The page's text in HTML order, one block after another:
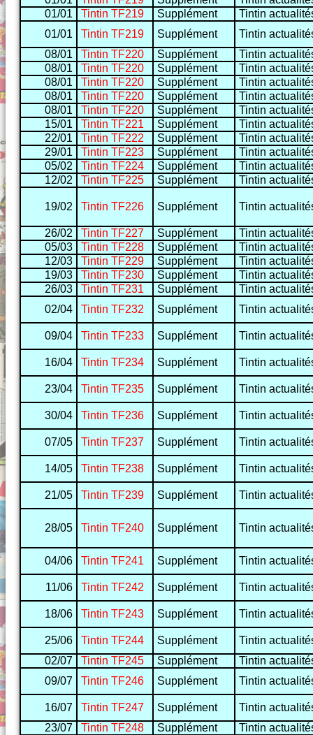
01/01
Tintin TF219 Supplément
Tintin
01/01
Tintin TF219 Supplément
Tintin
08/01
Tintin TF220 Supplément
Tintin
08/01
Tintin TF220 Supplément
Tintin
08/01
Tintin TF220 Supplément
Tintin
08/01
Tintin TF220 Supplément
Tintin
08/01
Tintin TF220 Supplément
Tintin
15/01
Tintin TF221 Supplément
Tintin
22/01
Tintin TF222 Supplément
Tintin
29/01
Tintin TF223 Supplément
Tintin
05/02
Tintin TF224 Supplément
Tintin
12/02
Tintin TF225 Supplément Tintin
19/02 Tintin TF226 Supplément Tintin
26/02 Tintin TF227 Supplément
Tintin
05/03
Tintin TF228 Supplément
Tintin
12/03
Tintin TF229 Supplément
Tintin
19/03
Tintin TF230 Supplément
Tintin
26/03
Tintin TF231 Supplément
Tintin
02/04
Tintin TF232 Supplément Tintin
09/04 Tintin TF233 Supplément Tintin
16/04 Tintin TF234 Supplément Tintin
23/04 Tintin TF235 Supplément Tintin
30/04 Tintin TF236 Supplément Tintin
07/05 Tintin TF237 Supplément Tintin
14/05 Tintin TF238 Supplément Tintin
21/05 Tintin TF239 Supplément Tintin
28/05 Tintin TF240 Supplément Tintin
04/06 Tintin TF241 Supplément Tintin
11/06 Tintin TF242 Supplément Tintin
18/06 Tintin TF243 Supplément Tintin
25/06 Tintin TF244 Supplément
Tintin
02/07
Tintin TF245 Supplément
Tintin
09/07
Tintin TF246 Supplément Tintin
16/07 Tintin TF247 Supplément
Tintin
23/07
Tintin TF248 Supplément
Tintin